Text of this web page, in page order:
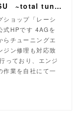
Racing Service YASU ~total tuning proshop~
ショップ「レーシ
式HPです 4AGを
らチューニングエ
ジン修理も対応致
っており、エンジ
作業を自社にて一